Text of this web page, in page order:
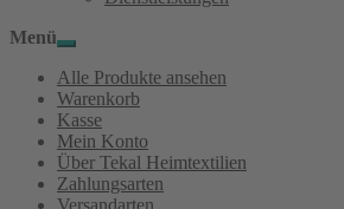
Menü
Alle Produkte ansehen
Warenkorb
Kasse
Mein Konto
Über Tekal Heimtextilien
Zahlungsarten
Versandarten